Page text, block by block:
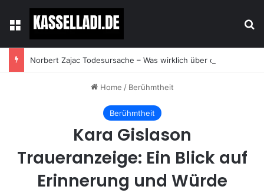
Menu
Home / Berühmtheit
Berühmtheit
Kara Gislason
Traueranzeige: Ein Blick auf
Erinnerung und Würde